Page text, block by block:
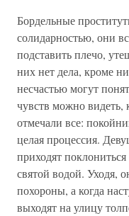
Бордельные
солидарностью, они
подставить плечо,
них нет дела, кроме
несчастью могут
чувств можно видеть,
отмечали все:
целая процессия.
приходят
святой водой. Уходя,
похороны, а когда
выходят на улицу